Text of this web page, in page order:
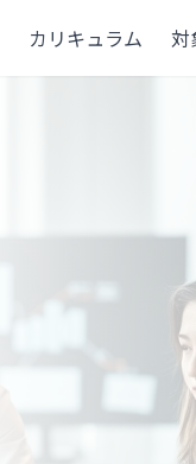
カリキュラム 対